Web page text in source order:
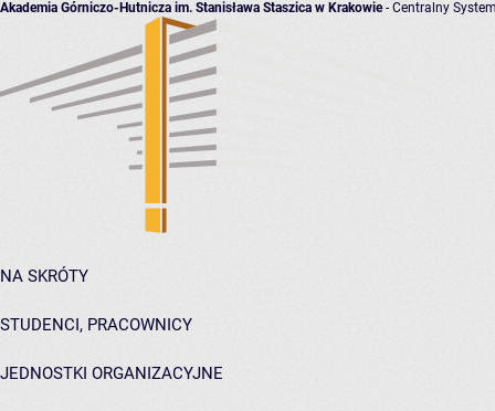
Akademia Górniczo-Hutnicza im. Stanisława Staszica w Krakowie- Centralny
NA SKRÓTY
STUDENCI, PRACOWNICY
JEDNOSTKI ORGANIZACYJNE